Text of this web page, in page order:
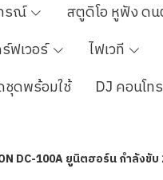
รณ์ สตูดิโอ หูฟัง ด
ฟเวอร์ ไฟเวที
ชุดพร้อมใช้ DJ คอนโท
DC-100A ยูนิตฮอร์น กำลังขั